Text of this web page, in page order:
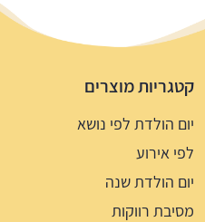
קטגריות מוצרים
יום הולדת לפי נושא
לפי אירוע
יום הולדת שנה
מסיבת רווקות